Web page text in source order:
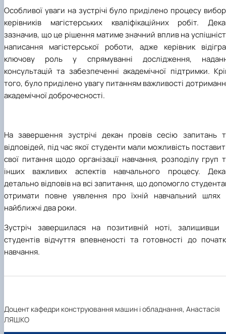
Особливої уваги на зустрічі було приділено процесу
керівників магістерських кваліфікаційних робіт.
зазначив, що це рішення матиме значний вплив на
написання магістерської роботи, адже керівник
ключову роль у спрямуванні дослідження,
консультацій та забезпеченні академічної підтримки.
того, було приділено увагу питанням важливості
академічної доброчесності.
На завершення зустрічі декан провів сесію запитань
відповідей, під час якої студенти мали можливість
свої питання щодо організації навчання, розподілу груп
інших важливих аспектів навчального процесу.
детально відповів на всі запитання, що допомогло
отримати повне уявлення про їхній навчальний шлях
найближчі два роки.
Зустріч завершилася на позитивній ноті, залишивши
студентів відчуття впевненості та готовності до
навчання.
Доцент кафедри конструювання машин і обладнання, Анастасія
ЛЯШКО